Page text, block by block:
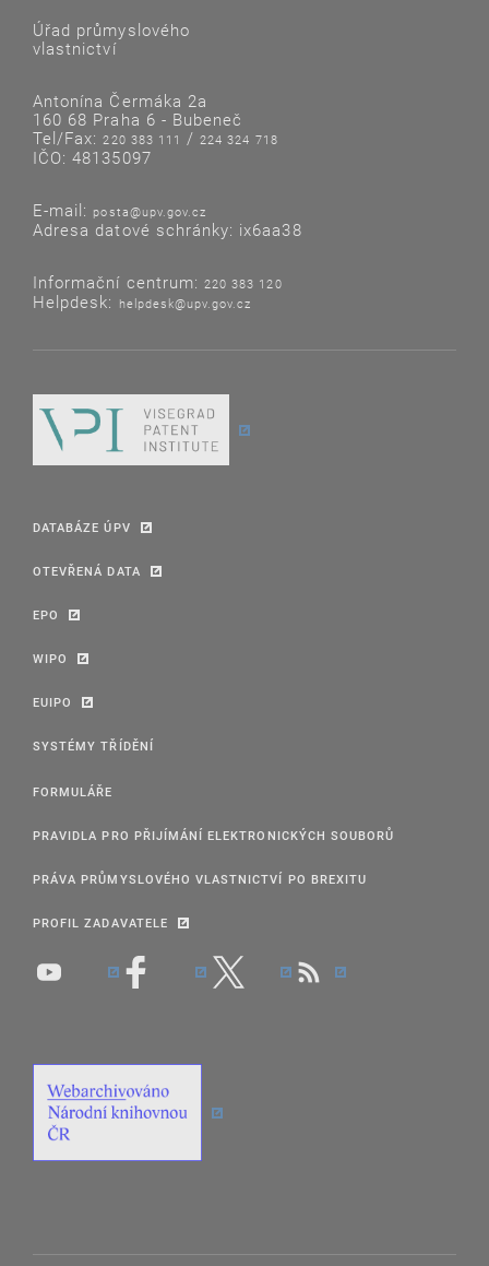
Úřad průmyslového
vlastnictví
Antonína Čermáka 2a
160 68 Praha 6 - Bubeneč
Tel/Fax:220 383 111 /224 324 718
IČO: 48135097
E-mail: posta@upv.gov.cz
Adresa datové schránky: ix6aa38
Informační centrum: 220 383 120
Helpdesk: helpdesk@upv.gov.cz
DATABÁZE ÚPV
OTEVŘENÁ DATA
EPO
WIPO
EUIPO
SYSTÉMY TŘÍDĚNÍ
FORMULÁŘE
PRAVIDLA PRO PŘIJÍMÁNÍ ELEKTRONICKÝCH SOUBORŮ
PRÁVA PRŮMYSLOVÉHO VLASTNICTVÍ PO BREXITU
PROFIL ZADAVATELE